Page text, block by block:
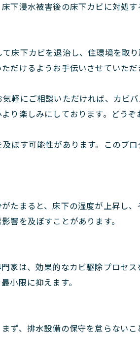
下浸水被害後の床下カビに対処
床下カビを退治し、住環境を取
だけるようお手伝いさせていただ
軽にご相談いただければ、カビ
り楽しみにしております。どうぞ
ぼす可能性があります。このブ
たまると、床下の湿度が上昇し
響を及ぼすことがあります。
家は、効果的なカビ駆除プロセ
小限に抑えます。
、排水設備の保守を怠らないこ